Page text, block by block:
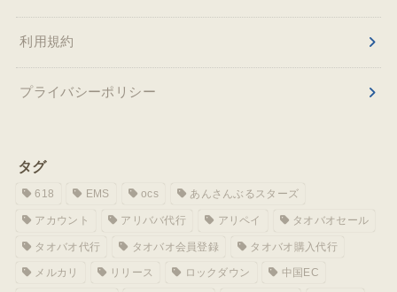
利用規約
プライバシーポリシー
タグ
618 EMS ocs あんさんぶるスターズ
アカウント アリババ代行 アリペイ タオバオセール
タオバオ代行 タオバオ会員登録 タオバオ購入代行
メルカリ リリース ロックダウン 中国EC